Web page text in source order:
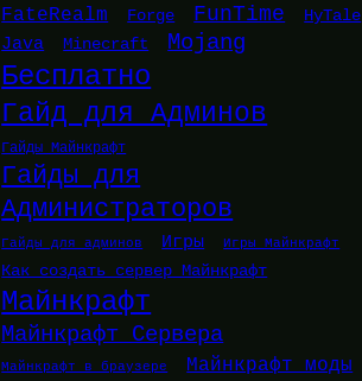
FateRealm Forge FunTime HyTale
Java Minecraft Mojang
Бесплатно
Гайд для Админов
Гайды Майнкрафт
Гайды для
Администраторов
Гайды для админов Игры Игры Майнкрафт
Как создать сервер Майнкрафт
Майнкрафт
Майнкрафт Сервера
Майнкрафт в браузере Майнкрафт моды